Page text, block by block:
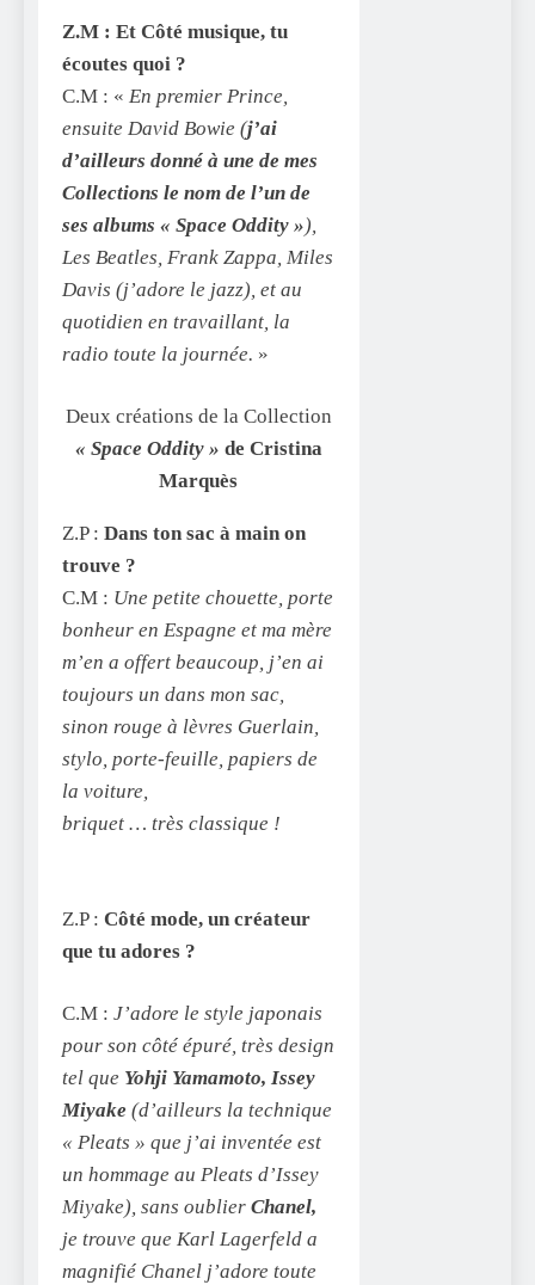
Z.M : Et Côté musique, tu
écoutes quoi ?
C.M : « En premier Prince,
ensuite David Bowie (j’ai
d’ailleurs donné à une de mes
Collections le nom de l’un de
ses albums « Space Oddity »),
Les Beatles, Frank Zappa, Miles
Davis (j’adore le jazz), et au
quotidien en travaillant, la
radio toute la journée. »
Deux créations de la Collection
« Space Oddity » de Cristina
Marquès
Z.P : Dans ton sac à main on
trouve ?
C.M : Une petite chouette, porte
bonheur en Espagne et ma mère
m’en a offert beaucoup, j’en ai
toujours un dans mon sac,
sinon rouge à lèvres Guerlain,
stylo, porte-feuille, papiers de
la voiture,
briquet … très classique !
Z.P : Côté mode, un créateur
que tu adores ?
C.M : J’adore le style japonais
pour son côté épuré, très design
tel que Yohji Yamamoto, Issey
Miyake (d’ailleurs la technique
« Pleats » que j’ai inventée est
un hommage au Pleats d’Issey
Miyake), sans oublier Chanel,
je trouve que Karl Lagerfeld a
magnifié Chanel j’adore toute